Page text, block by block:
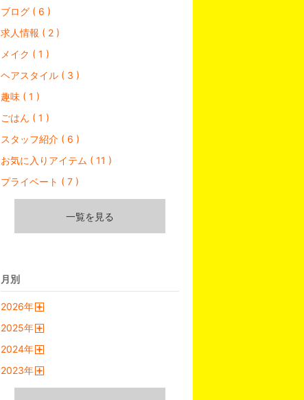
ブログ ( 6 )
求人情報 ( 2 )
メイク ( 1 )
ヘアスタイル ( 3 )
趣味 ( 1 )
ごはん ( 1 )
スタッフ紹介 ( 6 )
お気に入りアイテム ( 11 )
プライベート ( 7 )
一覧を見る
月別
2026年
2025年
2024年
2023年